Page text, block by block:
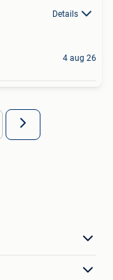
Details
4 aug 26